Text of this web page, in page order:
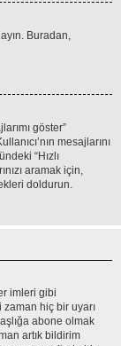
Buradan,
göster”
mesajlarını
“Hızlı
aramak için,
doldurun.
imleri gibi
zaman hiç bir uyarı
abone olmak
artık bildirim